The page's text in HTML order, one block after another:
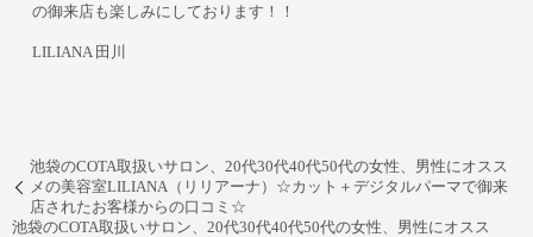
の御来店も楽しみにしております！！
LILIANA 田川
池袋のCOTA取扱いサロン、20代30代40代50代の女性、男性にオスス
メの美容室LILIANA（リリアーナ）☆カット＋デジタルパーマで御来
店されたお客様からの口コミ☆
池袋のCOTA取扱いサロン、20代30代40代50代の女性、男性にオスス